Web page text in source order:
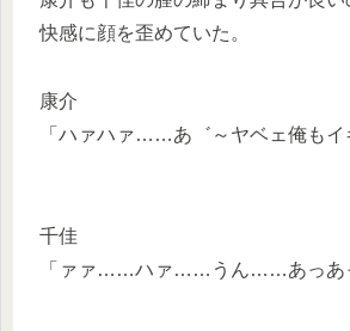
快感に顔を歪めていた。
康介
「ハァハァ……あ゛～ヤベェ俺もイ
千佳
「ァァ……ハァ……うん……あっあ